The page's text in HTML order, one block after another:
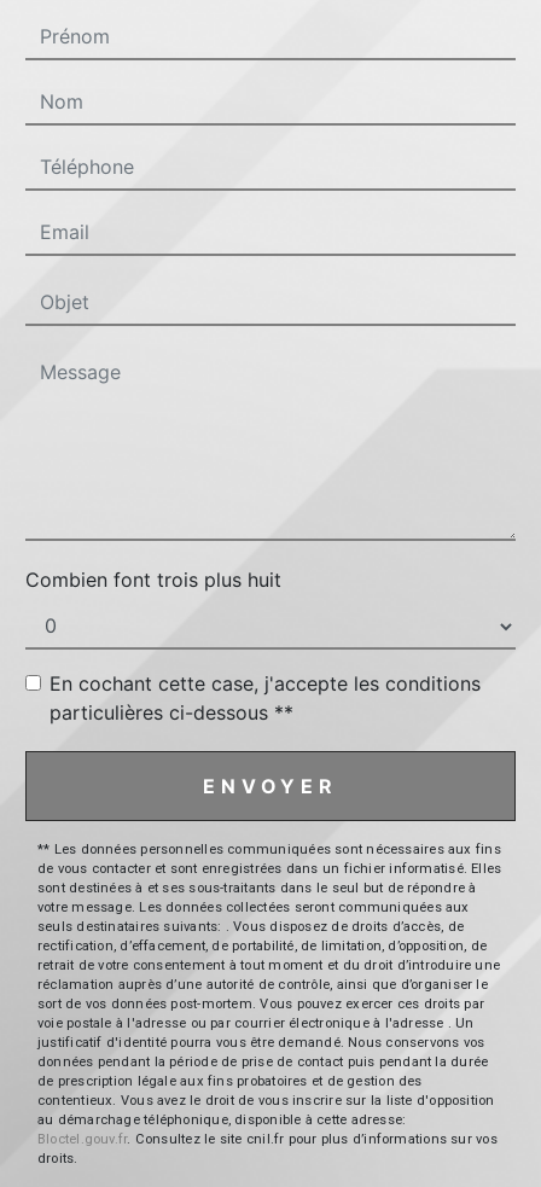
Combien font trois plus huit
En cochant cette case, j'accepte les conditions
particulières ci-dessous **
ENVOYER
** Les données personnelles communiquées sont nécessaires aux fins
de vous contacter et sont enregistrées dans un fichier informatisé. Elles
sont destinées à et ses sous-traitants dans le seul but de répondre à
votre message. Les données collectées seront communiquées aux
seuls destinataires suivants: . Vous disposez de droits d’accès, de
rectification, d’effacement, de portabilité, de limitation, d’opposition, de
retrait de votre consentement à tout moment et du droit d’introduire une
réclamation auprès d’une autorité de contrôle, ainsi que d’organiser le
sort de vos données post-mortem. Vous pouvez exercer ces droits par
voie postale à l'adresse ou par courrier électronique à l'adresse . Un
justificatif d'identité pourra vous être demandé. Nous conservons vos
données pendant la période de prise de contact puis pendant la durée
de prescription légale aux fins probatoires et de gestion des
contentieux. Vous avez le droit de vous inscrire sur la liste d'opposition
au démarchage téléphonique, disponible à cette adresse:
Bloctel.gouv.fr. Consultez le site cnil.fr pour plus d’informations sur vos
droits.